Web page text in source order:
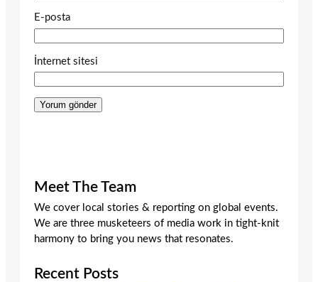
E-posta
İnternet sitesi
Meet The Team
We cover local stories & reporting on global events.
We are three musketeers of media work in tight-knit
harmony to bring you news that resonates.
Recent Posts